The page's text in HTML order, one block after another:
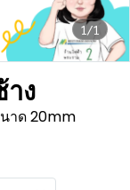
1/1
ง
าด 20mm